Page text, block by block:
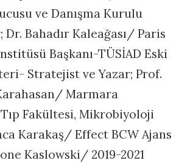
ve Danışma Kurulu
Dr. Bahadır Kaleağası/ Paris
Başkanı-TÜSİAD Eski
Stratejist ve Yazar; Prof.
Marmara
Fakültesi, Mikrobiyoloji
Karakaş/ Effect BCW Ajans
Kaslowski/ 2019-2021